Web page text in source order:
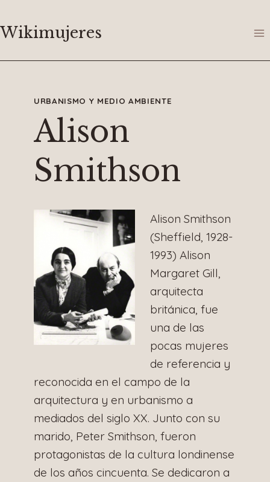
al
Wikimujeres
URBANISMO Y MEDIO AMBIENTE
Alison
Smithson
Alison Smithson
(Sheffield, 1928-
1993) Alison
Margaret Gill,
arquitecta
británica, fue
una de las
pocas mujeres
de referencia y
reconocida en el campo de la
arquitectura y en urbanismo a
mediados del siglo XX. Junto con su
marido, Peter Smithson, fueron
protagonistas de la cultura londinense
de los años cincuenta. Se dedicaron a